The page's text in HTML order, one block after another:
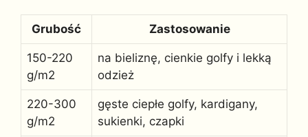
Grubość Zastosowanie
150-220
g/m2
na bieliznę, cienkie golfy i lekką
odzież
220-300
g/m2
gęste ciepłe golfy, kardigany,
sukienki, czapki